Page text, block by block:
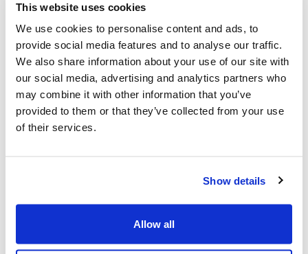
This website uses cookies
We use cookies to personalise content and ads, to
provide social media features and to analyse our traffic.
We also share information about your use of our site with
our social media, advertising and analytics partners who
may combine it with other information that you’ve
provided to them or that they’ve collected from your use
of their services.
Show details
Allow all
21 mars 2025
libération sous caution d'un homme de
Toronto accusé de multiples agressions
antisémites au cours de l'année écoulée